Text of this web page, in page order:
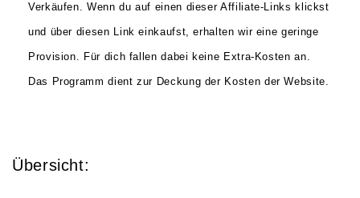
Verkäufen. Wenn du auf einen dieser Affiliate-Links klickst
und über diesen Link einkaufst, erhalten wir eine geringe
Provision. Für dich fallen dabei keine Extra-Kosten an.
Das Programm dient zur Deckung der Kosten der Website.
Übersicht: